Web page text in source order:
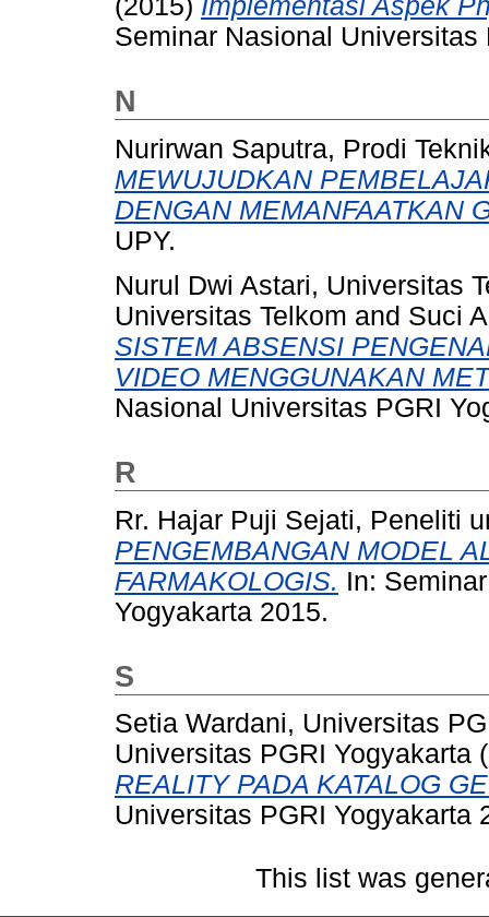
(2015) Implementasi Aspek
Seminar Nasional Universitas
N
Nurirwan Saputra, Prodi
MEWUJUDKAN
DENGAN MEMANFAATKAN
UPY.
Nurul Dwi Astari, Universitas
Universitas Telkom and Suci
SISTEM ABSENSI
VIDEO MENGGUNAKAN
Nasional Universitas PGRI
R
Rr. Hajar Puji Sejati, Peneliti
PENGEMBANGAN MODEL
FARMAKOLOGIS. In:
Yogyakarta 2015.
S
Setia Wardani, Universitas
Universitas PGRI Yogyakarta
REALITY PADA KATALOG
Universitas PGRI Yogyakarta
This list was